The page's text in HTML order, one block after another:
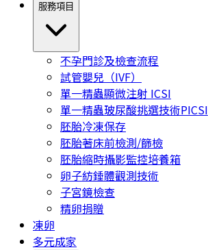
服務項目
不孕門診及檢查流程
試管嬰兒（IVF）
單一精蟲顯微注射 ICSI
單一精蟲玻尿酸挑選技術PICSI
胚胎冷凍保存
胚胎著床前檢測/篩檢
胚胎縮時攝影監控培養箱
卵子紡錘體觀測技術
子宮鏡檢查
精卵捐贈
凍卵
多元成家